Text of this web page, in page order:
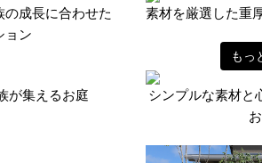
の成長に合わせた
ョン
素材を厳選した重
もっ
が集えるお庭
シンプルな素材と